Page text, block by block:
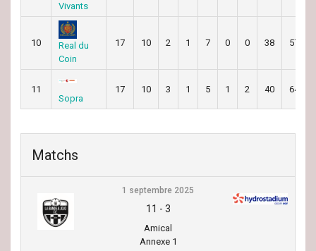
Vivants
10
Real du
Coin
17 10 2 1 7 0 0 38 57
11
Sopra
17 10 3 1 5 1 2 40 64
Matchs
1 septembre 2025
11 - 3
Amical
Annexe 1